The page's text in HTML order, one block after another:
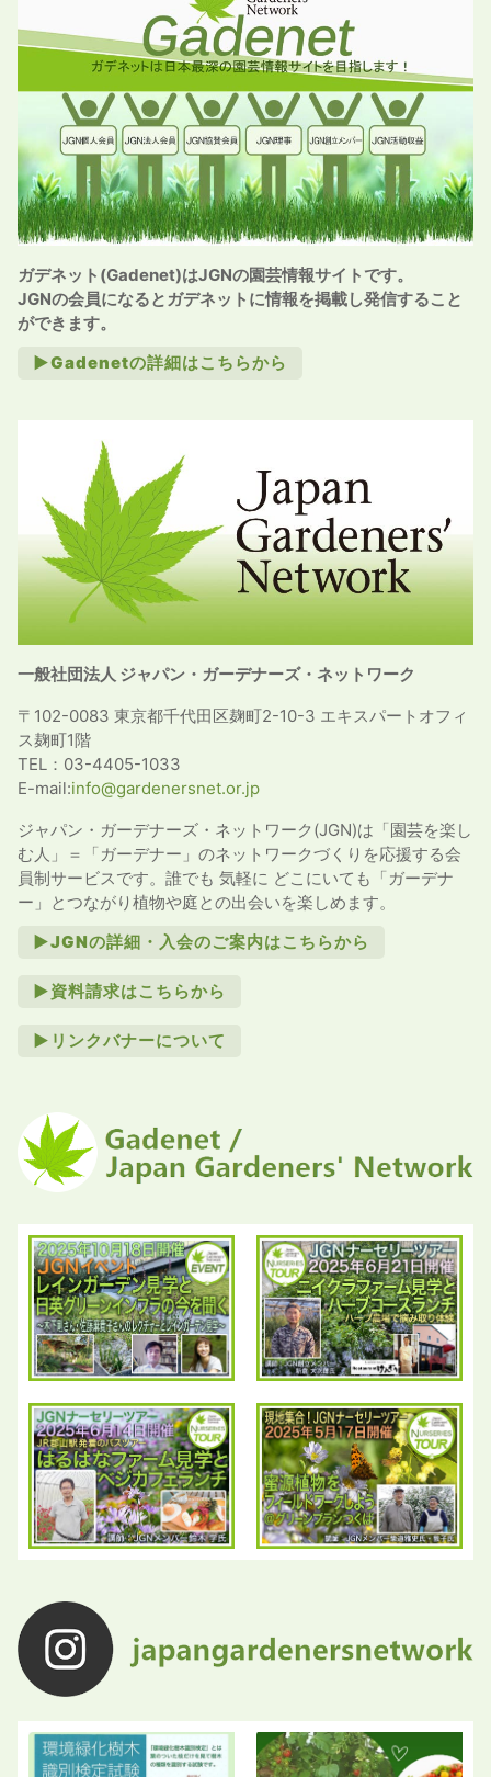
ガデネット(Gadenet)はJGNの園芸情報サイトです。
JGNの会員になるとガデネットに情報を掲載し発信すること
ができます。
►Gadenetの詳細はこちらから
一般社団法人 ジャパン・ガーデナーズ・ネットワーク
〒102-0083 東京都千代田区麹町2-10-3 エキスパートオフィ
ス麹町1階
TEL：03-4405-1033
E-mail:info@gardenersnet.or.jp
ジャパン・ガーデナーズ・ネットワーク(JGN)は「園芸を楽し
む人」＝「ガーデナー」のネットワークづくりを応援する会
員制サービスです。誰でも 気軽に どこにいても「ガーデナ
ー」とつながり植物や庭との出会いを楽しめます。
►JGNの詳細・入会のご案内はこちらから
►資料請求はこちらから
►リンクバナーについて